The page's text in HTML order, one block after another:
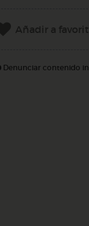
Añadir a
Denunciar contenido